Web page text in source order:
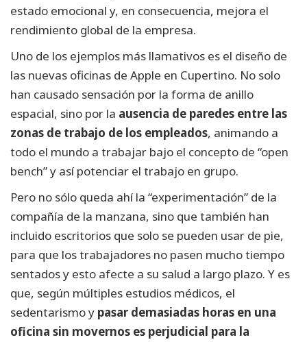
estado emocional y, en consecuencia, mejora el
rendimiento global de la empresa.
Uno de los ejemplos más llamativos es el diseño de
las nuevas oficinas de Apple en Cupertino. No solo
han causado sensación por la forma de anillo
espacial, sino por la ausencia de paredes entre las
zonas de trabajo de los empleados, animando a
todo el mundo a trabajar bajo el concepto de “open
bench” y así potenciar el trabajo en grupo.
Pero no sólo queda ahí la “experimentación” de la
compañía de la manzana, sino que también han
incluido escritorios que solo se pueden usar de pie,
para que los trabajadores no pasen mucho tiempo
sentados y esto afecte a su salud a largo plazo. Y es
que, según múltiples estudios médicos, el
sedentarismo y pasar demasiadas horas en una
oficina sin movernos es perjudicial para la